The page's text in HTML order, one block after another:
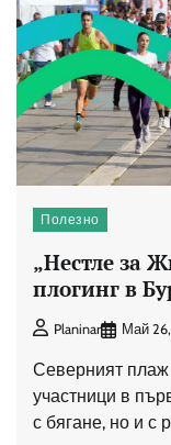
Полезно
„Нестле за
плогинг в
Planinar Май
Северният
участници в
с бягане, но и с